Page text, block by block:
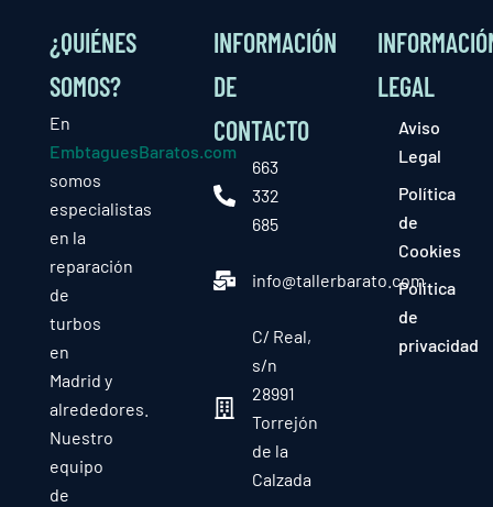
¿QUIÉNES
SOMOS?
En
EmbtaguesBaratos.com
somos
especialistas
en la
reparación
de
turbos
en
Madrid y
alrededores.
Nuestro
equipo
de
INFORMACIÓN
DE
CONTACTO
663
332
685
info@tallerbarato.com
C/ Real,
s/n
28991
Torrejón
de la
Calzada
LEGAL
Aviso
Legal
Política
de
Cookies
Política
de
privacidad